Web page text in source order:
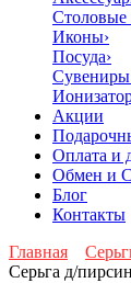
Иконы›
Посуда›
Сувениры
Акции
Оплата и
Обмен и
Блог
Контакты
Главная
Серьга д/